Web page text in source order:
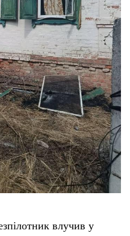
влучив у